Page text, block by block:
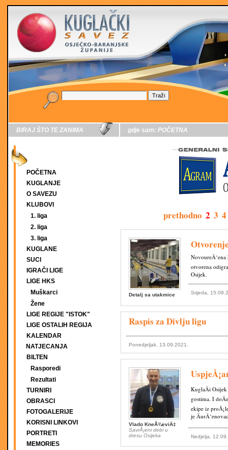
BIRAJ ŠTO TE ZANIMA
POČETNA
KUGLANJE
O SAVEZU
KLUBOVI
1. liga
2. liga
3. liga
KUGLANE
SUCI
IGRAČI LIGE
LIGE HKS
Muškarci
Žene
LIGE REGIJE "ISTOK"
LIGE OSTALIH REGIJA
KALENDAR
NATJECANJA
BILTEN
Rasporedi
Rezultati
TURNIRI
OBRASCI
FOTOGALERIJE
KORISNI LINKOVI
PORTRETI
MEMORIES
gdje sam: POČETNA
prethodno 2 3 4
Detalj sa utakmice
otvorena
Osijek.
Srijeda,
Raspis za Divlju ligu
Ponedjeljak, 13.09.2021.
Vlado KneÅ¾eviÄ‡
SavrÅ¡eni debi u
dresu Osijeka
KuglaÄi
gostima. I
ekipe iz
je
Nedjelja,